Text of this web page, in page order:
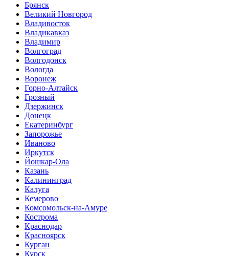
Брянск
Великий Новгород
Владивосток
Владикавказ
Владимир
Волгоград
Волгодонск
Вологда
Воронеж
Горно-Алтайск
Грозный
Дзержинск
Донецк
Екатеринбург
Запорожье
Иваново
Иркутск
Йошкар-Ола
Казань
Калининград
Калуга
Кемерово
Комсомольск-на-Амуре
Кострома
Краснодар
Красноярск
Курган
Курск